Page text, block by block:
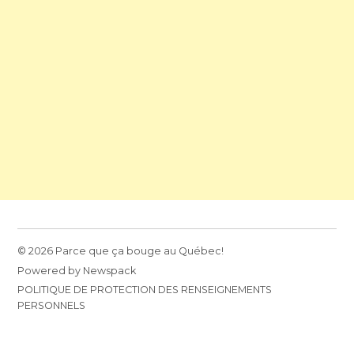
© 2026 Parce que ça bouge au Québec!
Powered by Newspack
POLITIQUE DE PROTECTION DES RENSEIGNEMENTS
PERSONNELS